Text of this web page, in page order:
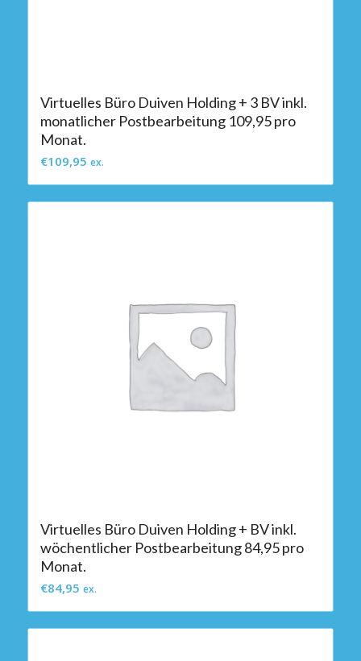
Virtuelles Büro Duiven Holding + 3 BV inkl.
monatlicher Postbearbeitung 109,95 pro
Monat.
€109,95 ex.
Virtuelles Büro Duiven Holding + BV inkl.
wöchentlicher Postbearbeitung 84,95 pro
Monat.
€84,95 ex.